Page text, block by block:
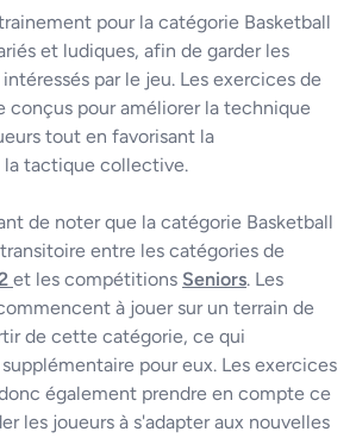
pour la catégorie Basketball
et ludiques, afin de garder les
par le jeu. Les exercices de
conçus pour améliorer la technique
tout en favorisant la
la tactique collective.
de noter que la catégorie Basketball
entre les catégories de
et les compétitions Seniors. Les
à jouer sur un terrain de
de cette catégorie, ce qui
pour eux. Les exercices
également prendre en compte ce
les joueurs à s'adapter aux nouvelles